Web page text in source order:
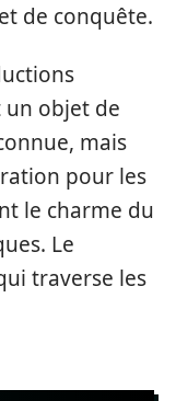
de conquête.
objet de
mais
pour les
le charme du
Le
traverse les